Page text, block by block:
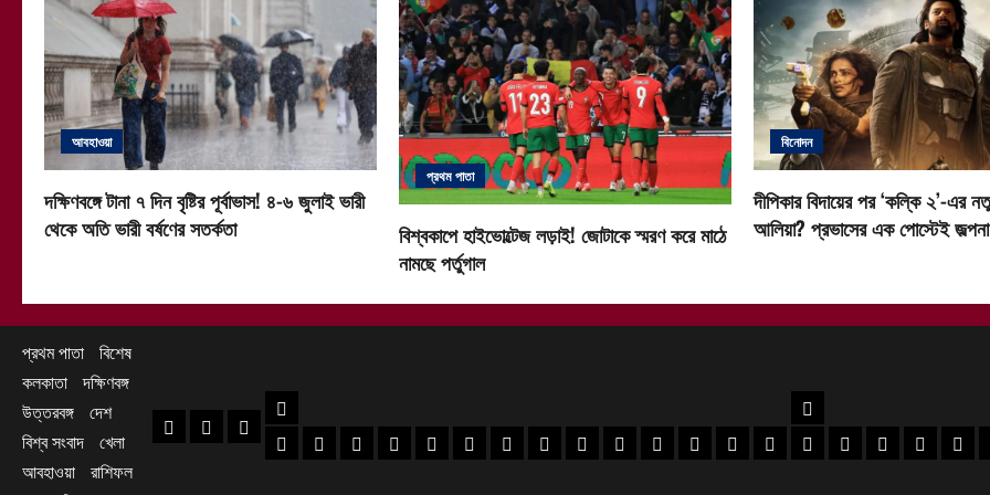
আবহাওয়া
দক্ষিণবঙ্গে টানা ৭ দিন বৃষ্টির পূর্বাভাস! ৪-৬ জুলাই ভারী
থেকে অতি ভারী বর্ষণের সতর্কতা
প্রথম পাতা
বিশ্বকাপে হাইভোল্টেজ লড়াই! জোটাকে স্মরণ করে মাঠে
নামছে পর্তুগাল
বিনোদন
দীপিকার বিদায়ের পর ‘কল্কি ২’-এর
আলিয়া? প্রভাসের এক পোস্টেই জল্পনা
প্রথম পাতা বিশেষ
কলকাতা দক্ষিণবঙ্গ
উত্তরবঙ্গ দেশ
বিশ্ব সংবাদ খেলা
আবহাওয়া রাশিফল
প্রথম পাতা
বিশেষ কলকাতা
দক্ষিণবঙ্গ
হাওড়া খবরদক্ষিণ ২৪ পরগনা খবর
উত্তর ২৪ পরগনা খবর
হুগলি খবরনদিয়া খবরপূর্ব মেদিনীপুর খবর
পশ্চিম মেদিনীপুর খবর
ঝাড়গ্রাম খবর
পুরুলিয়া খবর
বাঁকুড়া খবরপশ্চিম বর্ধমান খবর
পূর্ব বর্ধমান খবর
বীরভূম খবরমুর্শিদাবাদ খবর
উত্তরবঙ্গ
কোচবিহার নিউজ
আলিপুরদুয়ার খবর
জলপাইগুড়ি খবর
শিলিগুড়ি